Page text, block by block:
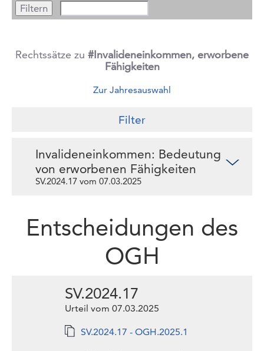
Rechtssätze zu #Invalideneinkommen, erworbene
Fähigkeiten
Zur Jahresauswahl
Filter
Invalideneinkommen: Bedeutung
von erworbenen Fähigkeiten
SV.2024.17 vom 07.03.2025
Entscheidungen des
OGH
SV.2024.17
Urteil vom 07.03.2025
SV.2024.17 - OGH.2025.1